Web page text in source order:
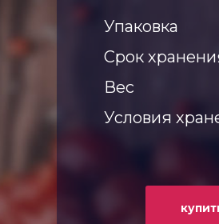
Упаковка
Срок
Вес
Условия